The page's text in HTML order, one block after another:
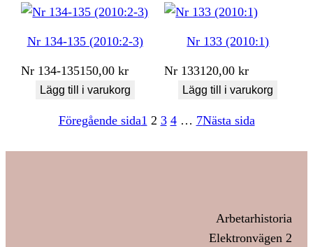
Nr 134-135 (2010:2-3)
Nr 134-135150,00kr
Lägg till i varukorg
Nr 133 (2010:1)
Nr 133120,00kr
Lägg till i varukorg
Föregående sida1 2 3 4 … 7Nästa sida
Arbetarhistoria
Elektronvägen 2